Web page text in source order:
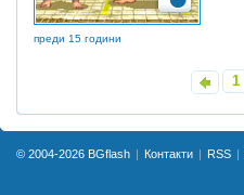
преди 15 години
1
© 2004-2026 BGflash Контакти RSS